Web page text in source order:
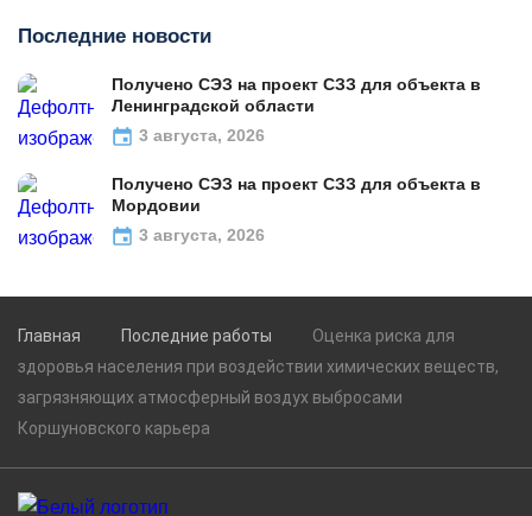
Последние новости
Получено СЭЗ на проект СЗЗ для объекта в
Ленинградской области
3 августа, 2026
Получено СЭЗ на проект СЗЗ для объекта в
Мордовии
3 августа, 2026
Главная Последние работы
Оценка риска для
здоровья населения при воздействии химических веществ,
загрязняющих атмосферный воздух выбросами
Коршуновского карьера